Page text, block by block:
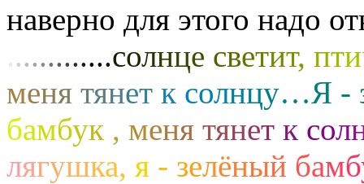
наверно для этого надо
............солнце светит, пти
меня тянет к солнцу…Я -
бамбук , меня тянет к сол
лягушка, я - зелёный бамб